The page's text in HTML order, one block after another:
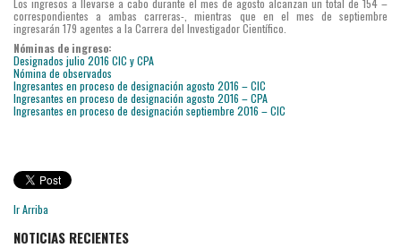
Los ingresos a llevarse a cabo durante el mes de agosto alcanzan un total de 154 –
correspondientes a ambas carreras-, mientras que en el mes de septiembre
ingresarán 179 agentes a la Carrera del Investigador Científico.
Nóminas de ingreso:
Designados julio 2016 CIC y CPA
Nómina de observados
Ingresantes en proceso de designación agosto 2016 – CIC
Ingresantes en proceso de designación agosto 2016 – CPA
Ingresantes en proceso de designación septiembre 2016 – CIC
Ir Arriba
NOTICIAS RECIENTES